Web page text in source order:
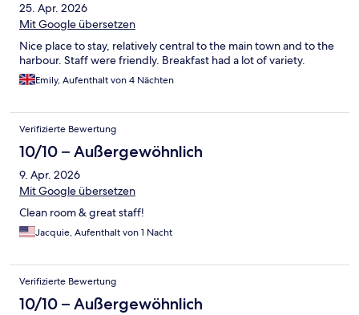
25. Apr. 2026
Mit Google übersetzen
Nice place to stay, relatively central to the main town and to the
harbour. Staff were friendly. Breakfast had a lot of variety.
Emily, Aufenthalt von 4 Nächten
Verifizierte Bewertung
10/10 – Außergewöhnlich
9. Apr. 2026
Mit Google übersetzen
Clean room & great staff!
Jacquie, Aufenthalt von 1 Nacht
Verifizierte Bewertung
10/10 – Außergewöhnlich